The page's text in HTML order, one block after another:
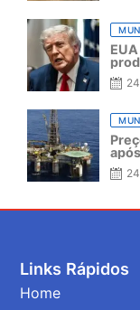
Links Rápidos
Home